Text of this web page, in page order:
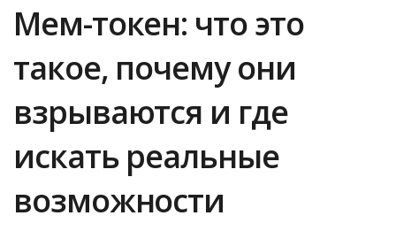
Мем-токен: что это
такое, почему они
взрываются и где
искать реальные
возможности